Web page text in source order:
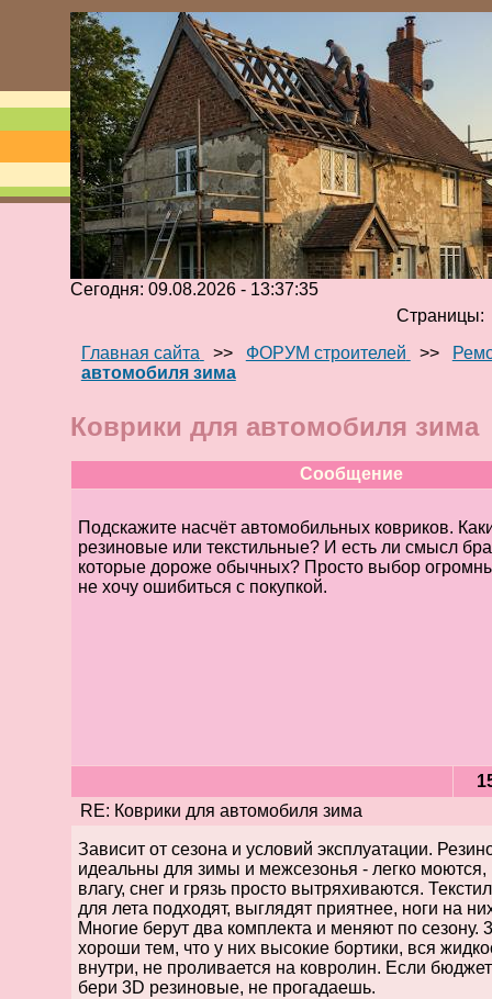
Сегодня: 09.08.2026 - 13:37:35
Страницы:
Главная сайта
>> ФОРУМ строителей >>
автомобиля зима
Коврики для автомобиля зима
Сообщение
Подскажите насчёт автомобильных ковриков.
резиновые или текстильные? И есть ли смысл
которые дороже обычных? Просто выбор
не хочу ошибиться с покупкой.
RE: Коврики для автомобиля зима
Зависит от сезона и условий эксплуатации.
идеальны для зимы и межсезонья - легко
влагу, снег и грязь просто вытряхиваются.
для лета подходят, выглядят приятнее, ноги на
Многие берут два комплекта и меняют по сезону.
хороши тем, что у них высокие бортики, вся
внутри, не проливается на ковролин. Если
бери 3D резиновые, не прогадаешь.